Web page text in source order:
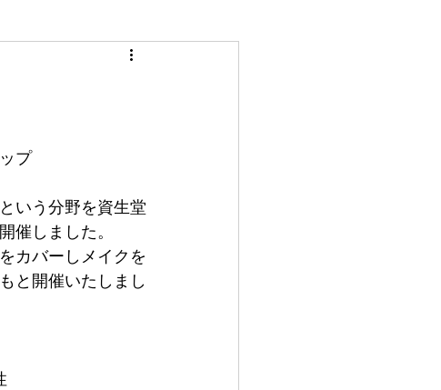
プ
いう分野を資生堂
催しました。
カバーしメイクを
と開催いたしまし